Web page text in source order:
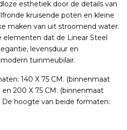
esthetiek door de details van
kruisende poten en kleine
maken van uit stroomend water.
elementen dat de Linear Steel
levensduur en
tuinmeubilair.
140 X 75 CM. (binnenmaat
200 X 75 CM. (binnenmaat
De hoogte van beide formaten: